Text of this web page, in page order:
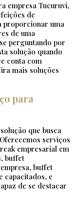
empresa Tucuruvi,
de
proporcionar uma
de uma
perguntando por
solução quando
conta com
mais soluções
para
que busca
serviços
empresarial em
buffet
buffet
capacitados, e
de se destacar